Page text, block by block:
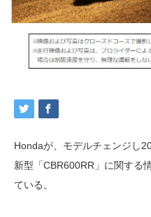
Hondaが、モデルチェンジし
新型「CBR600RR」に関する
ている。